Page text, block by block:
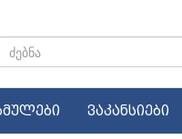
ვაკანსიები